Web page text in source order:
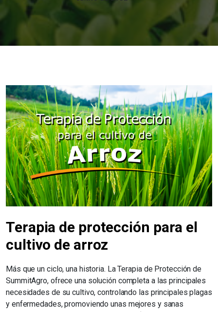
Terapia de protección para el
cultivo de arroz
Más que un ciclo, una historia. La Terapia de Protección de
SummitAgro, ofrece una solución completa a las principales
necesidades de su cultivo, controlando las principales plagas
y enfermedades, promoviendo unas mejores y sanas